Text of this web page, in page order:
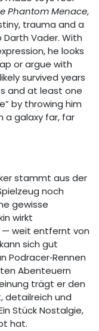
Phantom Menace,
trauma and a
Vader. With
he looks
or argue with
survived years
and at least one
by throwing him
a galaxy far, far
stammt aus der
noch
gewisse
wirkt
— weit entfernt von
sich gut
Podracer‑Rennen
Abenteuern
trägt er den
detailreich und
Stück Nostalgie,
hat.